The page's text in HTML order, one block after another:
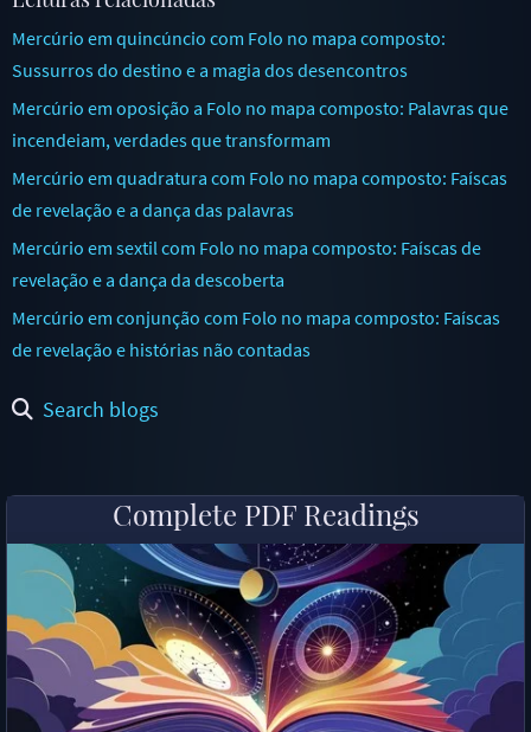
Mercúrio em quincúncio com Folo no mapa composto:
Sussurros do destino e a magia dos desencontros
Mercúrio em oposição a Folo no mapa composto: Palavras que
incendeiam, verdades que transformam
Mercúrio em quadratura com Folo no mapa composto: Faíscas
de revelação e a dança das palavras
Mercúrio em sextil com Folo no mapa composto: Faíscas de
revelação e a dança da descoberta
Mercúrio em conjunção com Folo no mapa composto: Faíscas
de revelação e histórias não contadas
Search blogs
Complete PDF Readings